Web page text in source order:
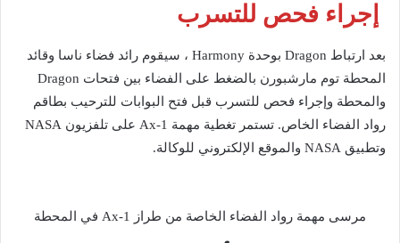
إجراء فحص للتسرب
بعد ارتباط Dragon بوحدة Harmony ، سيقوم رائد فضاء ناسا وقائد
المحطة توم مارشبورن بالضغط على الفضاء بين فتحات Dragon
والمحطة وإجراء فحص للتسرب قبل فتح البوابات للترحيب بطاقم
رواد الفضاء الخاص. تستمر تغطية مهمة Ax-1 على تلفزيون NASA
وتطبيق NASA والموقع الإلكتروني للوكالة.
مرسى مهمة رواد الفضاء الخاصة من طراز Ax-1 في المحطة